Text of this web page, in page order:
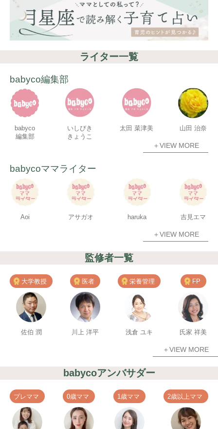
ライター一覧
babyco編集部
babyco
編集部
いしびき
きょうこ
太田 菜津美 山田 治奈
＋VIEW MORE
babycoママライター
Aoi アサガオ haruka 吉見エマ
＋VIEW MORE
監修者一覧
大学教授
佐伯 潤
医者
川上 洋平
栄養管理
浅倉 ユキ
FP
氏家 祥美
＋VIEW MORE
babycoアンバサダー
プレママ 0歳ママ 1歳ママ 2歳以上ママ